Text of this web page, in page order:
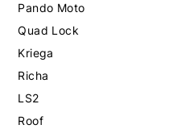
Pando Moto
Quad Lock
Kriega
Richa
LS2
Roof